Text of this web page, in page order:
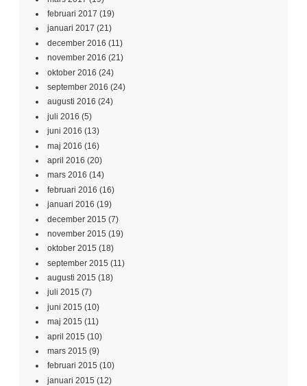
februari 2017 (19)
januari 2017 (21)
december 2016 (11)
november 2016 (21)
oktober 2016 (24)
september 2016 (24)
augusti 2016 (24)
juli 2016 (5)
juni 2016 (13)
maj 2016 (16)
april 2016 (20)
mars 2016 (14)
februari 2016 (16)
januari 2016 (19)
december 2015 (7)
november 2015 (19)
oktober 2015 (18)
september 2015 (11)
augusti 2015 (18)
juli 2015 (7)
juni 2015 (10)
maj 2015 (11)
april 2015 (10)
mars 2015 (9)
februari 2015 (10)
januari 2015 (12)